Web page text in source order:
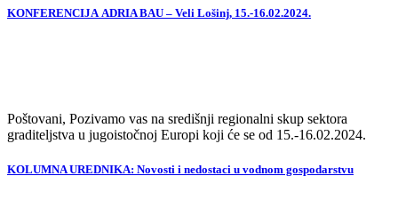
KONFERENCIJA ADRIA BAU – Veli Lošinj, 15.-16.02.2024.
Poštovani, Pozivamo vas na središnji regionalni skup sektora
graditeljstva u jugoistočnoj Europi koji će se od 15.-16.02.2024.
KOLUMNA UREDNIKA: Novosti i nedostaci u vodnom gospodarstvu